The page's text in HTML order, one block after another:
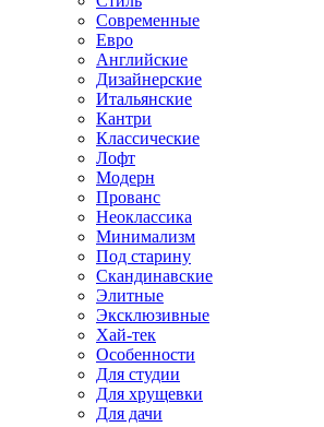
Современные
Евро
Английские
Дизайнерские
Итальянские
Кантри
Классические
Лофт
Модерн
Прованс
Неоклассика
Минимализм
Под старину
Скандинавские
Элитные
Эксклюзивные
Хай-тек
Особенности
Для студии
Для хрущевки
Для дачи